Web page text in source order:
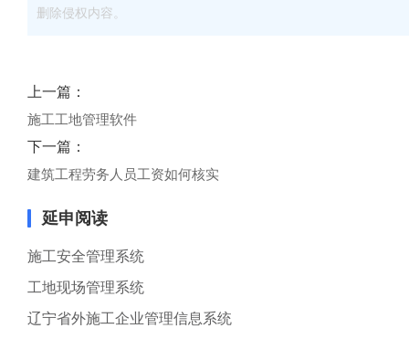
删除侵权内容。
上一篇：
施工工地管理软件
下一篇：
建筑工程劳务人员工资如何核实
延申阅读
施工安全管理系统
工地现场管理系统
辽宁省外施工企业管理信息系统